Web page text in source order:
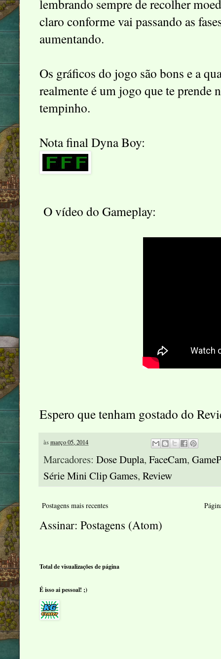
lembrando sempre de recolher
claro conforme vai passando as
aumentando.
Os gráficos do jogo são bons e a
realmente é um jogo que te prende
tempinho.
Nota final Dyna Boy:
O vídeo do Gameplay:
Espero que tenham gostado do
àsmarço 05, 2014
Marcadores: Dose Dupla, FaceCam,
Série Mini Clip Games, Review
Postagens mais recentes
Assinar: Postagens (Atom)
Total de visualizações de página
É isso ai pessoal! ;)